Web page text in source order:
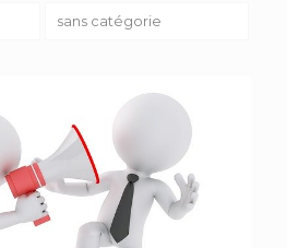
sans catégorie